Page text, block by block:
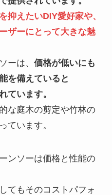
抑えたいDIY愛好家や、
ザーにとって大きな魅
ーは、 価格が低いにも
を備えていると
ています。
な庭木の剪定や竹林の
ています。
ンソーは価格と性能の
てもそのコストパフォ